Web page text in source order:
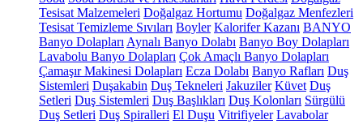
Tesisat Malzemeleri Doğalgaz Hortumu Doğalgaz Menfezleri
Tesisat Temizleme Sıvıları Boyler Kalorifer Kazanı BANYO
Banyo Dolapları Aynalı Banyo Dolabı Banyo Boy Dolapları
Lavabolu Banyo Dolapları Çok Amaçlı Banyo Dolapları
Çamaşır Makinesi Dolapları Ecza Dolabı Banyo Rafları Duş
Sistemleri Duşakabin Duş Tekneleri Jakuziler Küvet Duş
Setleri Duş Sistemleri Duş Başlıkları Duş Kolonları Sürgülü
Duş Setleri Duş Spiralleri El Duşu Vitrifiyeler Lavabolar